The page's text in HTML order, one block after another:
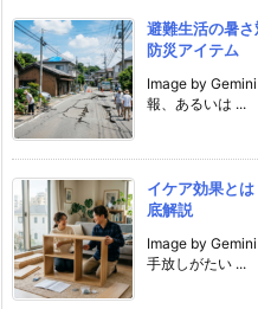
避難生活の暑
防災アイテム
Image by
報、あるいは ...
イケア効果と
底解説
Image by
手放しがたい ...